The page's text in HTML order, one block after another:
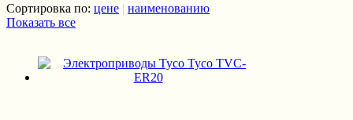
Сортировка по: цене | наименованию
Показать все